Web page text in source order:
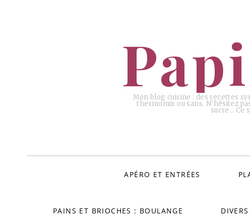
Mon blog cuisine : des recettes
thermomix ou sans. N'hésitez
sucre… Ce
APÉRO ET ENTRÉES
PAINS ET BRIOCHES : BOULANGE